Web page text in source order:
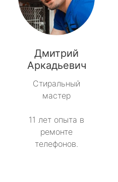
Дмитрий
Аркадьевич
Стиральный
мастер
11 лет опыта в
ремонте
телефонов.